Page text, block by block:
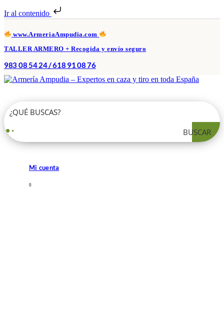
Ir al contenido
www.ArmeriaAmpudia.com
TALLER ARMERO + Recogida y envío seguro
983 08 54 24 / 618 91 08 76
BUSCAR
Mi cuenta
0